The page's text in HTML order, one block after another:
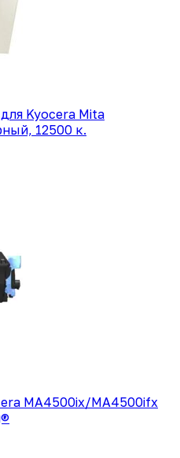
Kyocera Mita
12500 к.
MA4500ix/MA4500ifx